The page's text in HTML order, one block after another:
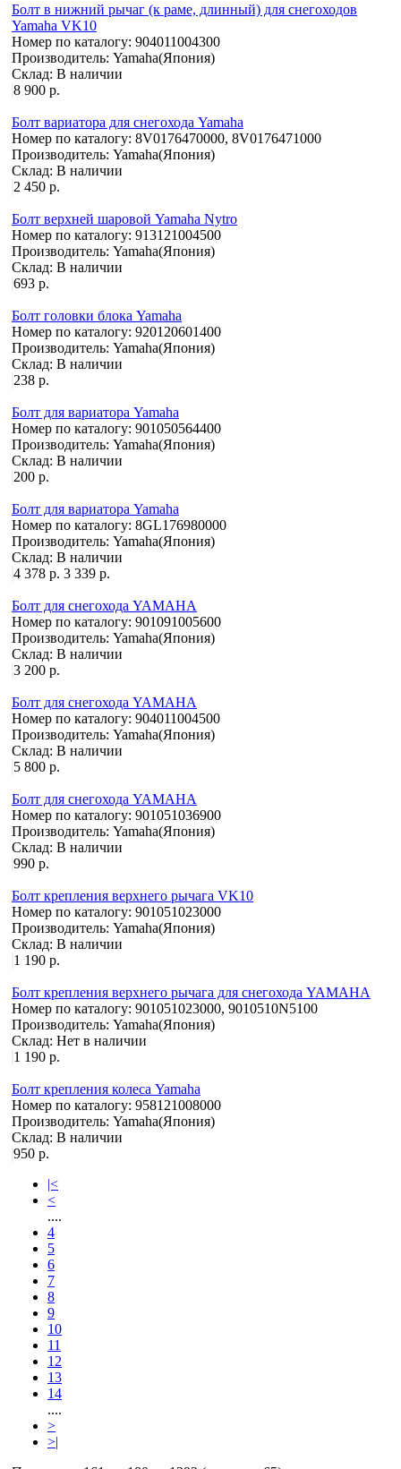
Болт в нижний рычаг (к раме, длинный) для снегоходов
Yamaha VK10
Номер по каталогу: 904011004300
Производитель: Yamaha(Япония)
Склад: В наличии
8 900 р.
Болт вариатора для снегохода Yamaha
Номер по каталогу: 8V0176470000, 8V0176471000
Производитель: Yamaha(Япония)
Склад: В наличии
2 450 р.
Болт верхней шаровой Yamaha Nytro
Номер по каталогу: 913121004500
Производитель: Yamaha(Япония)
Склад: В наличии
693 р.
Болт головки блока Yamaha
Номер по каталогу: 920120601400
Производитель: Yamaha(Япония)
Склад: В наличии
238 р.
Болт для вариатора Yamaha
Номер по каталогу: 901050564400
Производитель: Yamaha(Япония)
Склад: В наличии
200 р.
Болт для вариатора Yamaha
Номер по каталогу: 8GL176980000
Производитель: Yamaha(Япония)
Склад: В наличии
4 378 р. 3 339 р.
Болт для снегохода YAMAHA
Номер по каталогу: 901091005600
Производитель: Yamaha(Япония)
Склад: В наличии
3 200 р.
Болт для снегохода YAMAHA
Номер по каталогу: 904011004500
Производитель: Yamaha(Япония)
Склад: В наличии
5 800 р.
Болт для снегохода YAMAHA
Номер по каталогу: 901051036900
Производитель: Yamaha(Япония)
Склад: В наличии
990 р.
Болт крепления верхнего рычага VK10
Номер по каталогу: 901051023000
Производитель: Yamaha(Япония)
Склад: В наличии
1 190 р.
Болт крепления верхнего рычага для снегохода YAMAHA
Номер по каталогу: 901051023000, 9010510N5100
Производитель: Yamaha(Япония)
Склад: Нет в наличии
1 190 р.
Болт крепления колеса Yamaha
Номер по каталогу: 958121008000
Производитель: Yamaha(Япония)
Склад: В наличии
950 р.
|<
<
....
4
5
6
7
8
9
10
11
12
13
14
....
>
>|